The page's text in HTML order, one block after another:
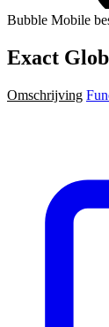
Bubble Mobile
Exact
Omschrijving